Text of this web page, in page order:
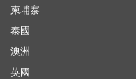
柬埔寨
泰國
澳洲
英國